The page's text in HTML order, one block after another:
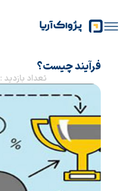
فرآیند چیست؟
تعداد بازدید : 229